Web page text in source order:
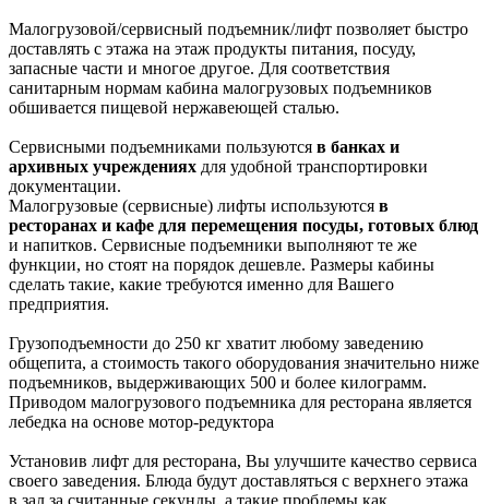
Малогрузовой/сервисный подъемник/лифт позволяет быстро
доставлять с этажа на этаж продукты питания, посуду,
запасные части и многое другое. Для соответствия
санитарным нормам кабина малогрузовых подъемников
обшивается пищевой нержавеющей сталью.
Сервисными подъемниками пользуются в банках и
архивных учреждениях для удобной транспортировки
документации.
Малогрузовые (сервисные) лифты используются в
ресторанах и кафе для перемещения посуды, готовых блюд
и напитков. Сервисные подъемники выполняют те же
функции, но стоят на порядок дешевле. Размеры кабины
сделать такие, какие требуются именно для Вашего
предприятия.
Грузоподъемности до 250 кг хватит любому заведению
общепита, а стоимость такого оборудования значительно ниже
подъемников, выдерживающих 500 и более килограмм.
Приводом малогрузового подъемника для ресторана является
лебедка на основе мотор-редуктора
Установив лифт для ресторана, Вы улучшите качество сервиса
своего заведения. Блюда будут доставляться с верхнего этажа
в зал за считанные секунды, а такие проблемы как